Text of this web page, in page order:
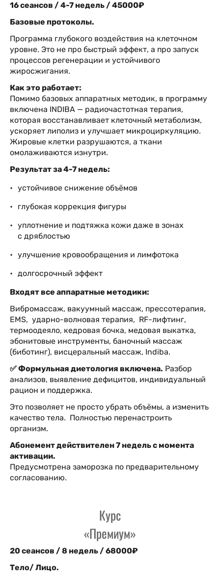
16 сеансов / 4-7 недель / 45000₽
Базовые протоколы.
Программа глубокого воздействия на клеточном
уровне. Это не про быстрый эффект, а про запуск
процессов регенерации и устойчивого
жиросжигания.
Как это работает:
Помимо базовых аппаратных методик, в программу
включена INDIBA — радиочастотная терапия,
которая восстанавливает клеточный метаболизм,
ускоряет липолиз и улучшает микроциркуляцию.
Жировые клетки разрушаются, а ткани
омолаживаются изнутри.
Результат за 4-7 недель:
устойчивое снижение объёмов
глубокая коррекция фигуры
уплотнение и подтяжка кожи даже в зонах
с дряблостью
улучшение кровообращения и лимфотока
долгосрочный эффект
Входят все аппаратные методики:
Вибромассаж, вакуумный массаж, прессотерапия,
EMS, ударно-волновая терапия, RF-лифтинг,
термоодеяло, кедровая бочка, медовая выкатка,
эбонитовые инструменты, баночный массаж
(биботинг), висцеральный массаж, Indiba.
✅ Формульная диетология включена. Разбор
анализов, выявление дефицитов, индивидуальный
рацион и поддержка.
Это позволяет не просто убрать объёмы, а изменить
качество тела. Полностью перенастроить
организм.
Абонемент действителен 7 недель с момента
активации.
Предусмотрена заморозка по предварительному
согласованию.
Курс
«Премиум»
20 сеансов / 8 недель / 68000₽
Тело/ Лицо.